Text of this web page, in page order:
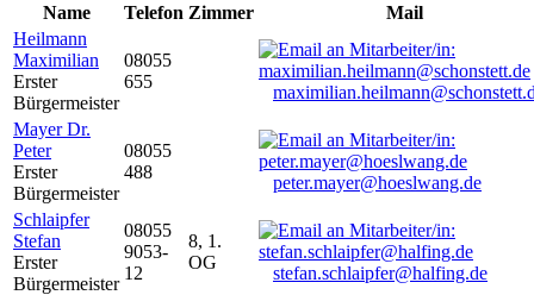
Name
Telefon Zimmer
Mail
Heilmann
Maximilian
Erster
Bürgermeister
08055
655
Mayer Dr.
Peter
Erster
Bürgermeister
08055
488
peter.mayer@hoeslwang.de
Schlaipfer
Stefan
Erster
Bürgermeister
08055
9053-
12
8, 1.
OG
stefan.schlaipfer@halfing.de